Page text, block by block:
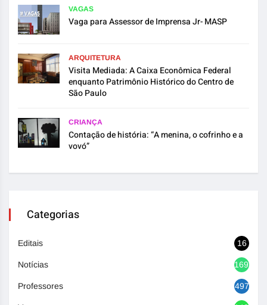
VAGAS
Vaga para Assessor de Imprensa Jr- MASP
ARQUITETURA
Visita Mediada: A Caixa Econômica Federal
enquanto Patrimônio Histórico do Centro de
São Paulo
CRIANÇA
Contação de história: “A menina, o cofrinho e a
vovó”
Categorias
Editais 16
Notícias 1692
Professores 497